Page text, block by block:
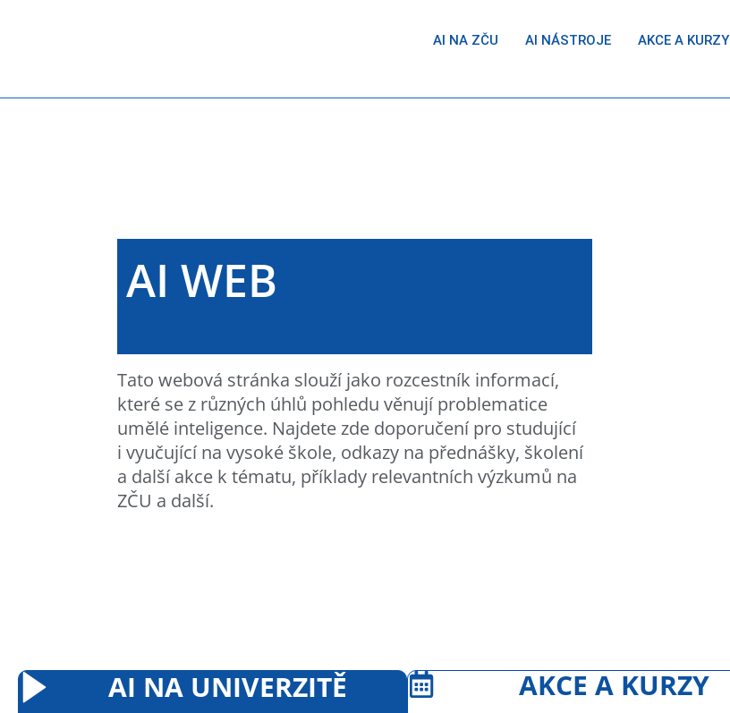
AI NA ZČU AI NÁSTROJE AKCE A KURZY
AI WEB
Tato webová stránka slouží jako rozcestník informací,
které se z různých úhlů pohledu věnují problematice
umělé inteligence. Najdete zde doporučení pro studující
i vyučující na vysoké škole, odkazy na přednášky, školení
a další akce k tématu, příklady relevantních výzkumů na
ZČU a další.
AI NA UNIVERZITĚ AKCE A KURZY